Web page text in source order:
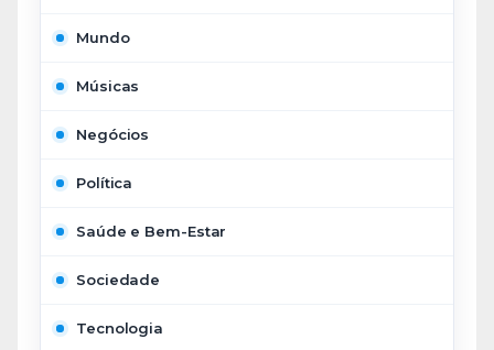
Mundo
Músicas
Negócios
Política
Saúde e Bem-Estar
Sociedade
Tecnologia